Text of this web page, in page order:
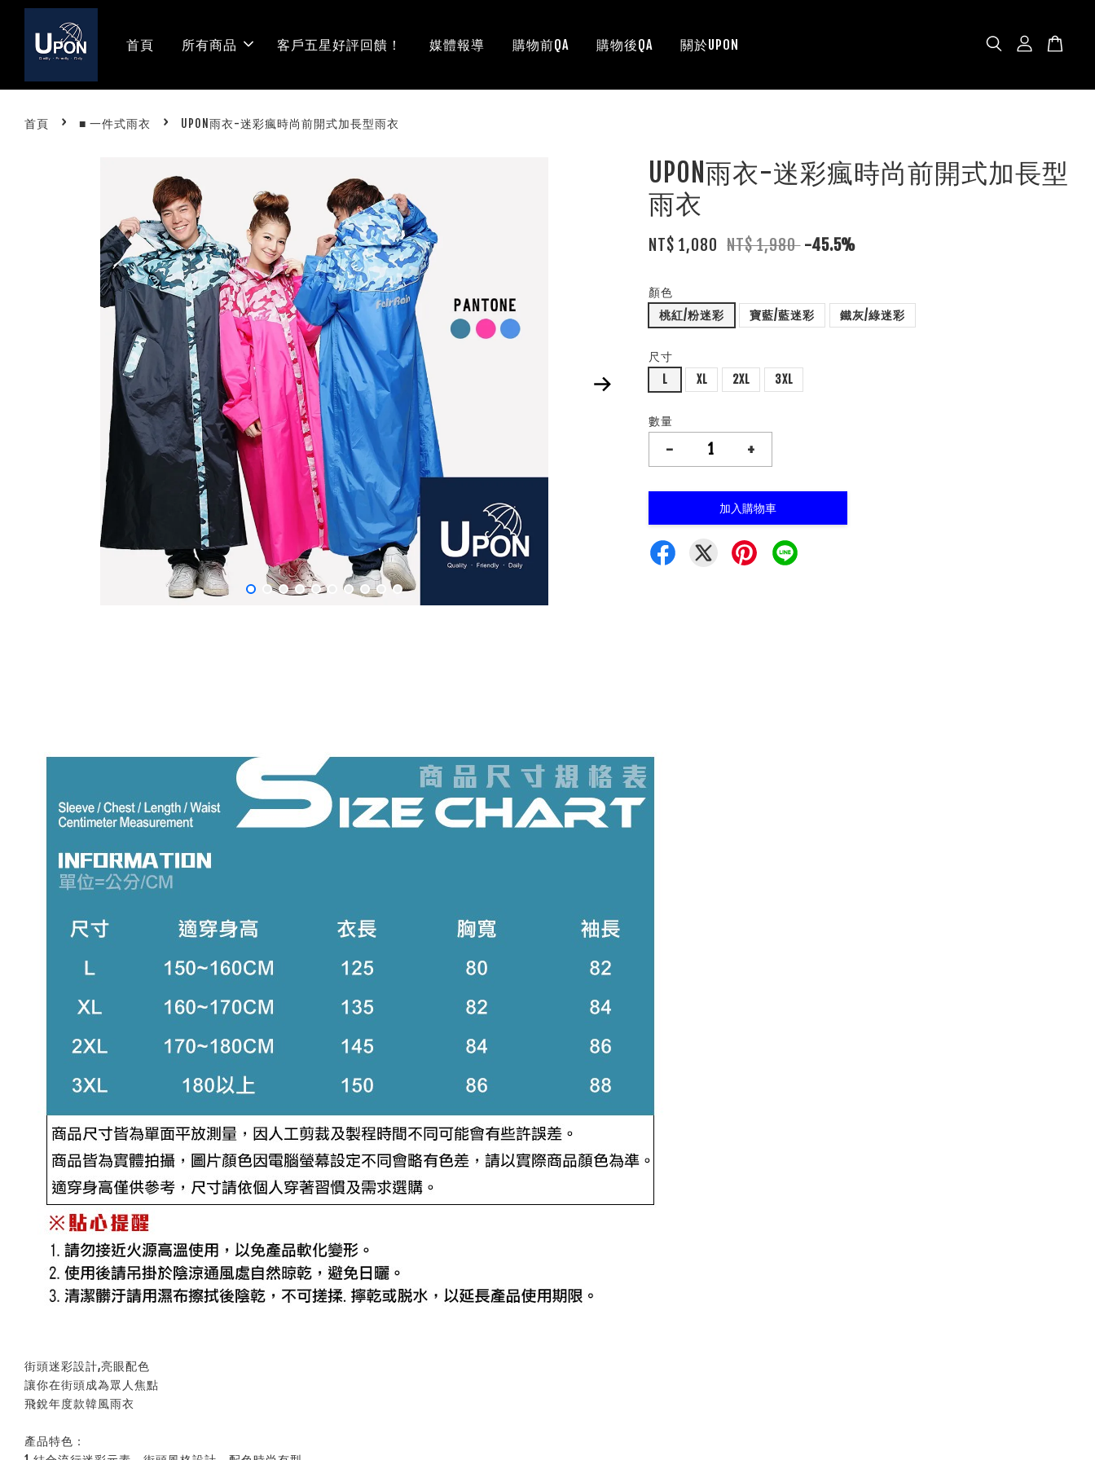
首頁 所有商品 客戶五星好評回饋！ 媒體報導 購物前QA 購物後QA 關於UPON
首頁 › ■ 一件式雨衣 › UPON雨衣-迷彩瘋時尚前開式加長型雨衣
UPON雨衣-迷彩瘋時尚前開式加長型
雨衣
NT$ 1,080 NT$ 1,980 -45.5%
顏色
桃紅/粉迷彩
寶藍/藍迷彩 鐵灰/綠迷彩
尺寸
L
XL 2XL 3XL
數量
- +
加入購物車
街頭迷彩設計,亮眼配色
讓你在街頭成為眾人焦點
飛銳年度款韓風雨衣
產品特色：